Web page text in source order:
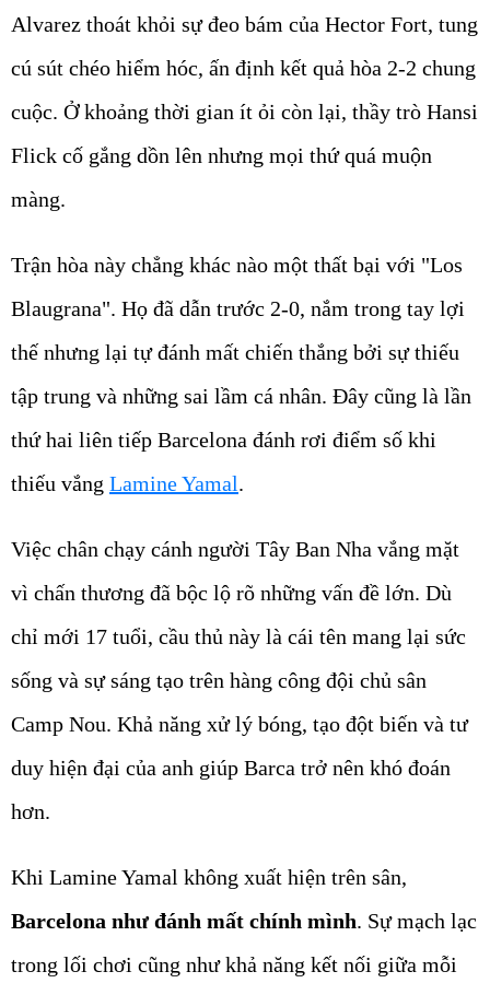
Alvarez thoát khỏi sự đeo bám của Hector Fort, tung
cú sút chéo hiểm hóc, ấn định kết quả hòa 2-2 chung
cuộc. Ở khoảng thời gian ít ỏi còn lại, thầy trò Hansi
Flick cố gắng dồn lên nhưng mọi thứ quá muộn
màng.
Trận hòa này chẳng khác nào một thất bại với "Los
Blaugrana". Họ đã dẫn trước 2-0, nắm trong tay lợi
thế nhưng lại tự đánh mất chiến thắng bởi sự thiếu
tập trung và những sai lầm cá nhân. Đây cũng là lần
thứ hai liên tiếp Barcelona đánh rơi điểm số khi
thiếu vắng Lamine Yamal.
Việc chân chạy cánh người Tây Ban Nha vắng mặt
vì chấn thương đã bộc lộ rõ những vấn đề lớn. Dù
chỉ mới 17 tuổi, cầu thủ này là cái tên mang lại sức
sống và sự sáng tạo trên hàng công đội chủ sân
Camp Nou. Khả năng xử lý bóng, tạo đột biến và tư
duy hiện đại của anh giúp Barca trở nên khó đoán
hơn.
Khi Lamine Yamal không xuất hiện trên sân,
Barcelona như đánh mất chính mình. Sự mạch lạc
trong lối chơi cũng như khả năng kết nối giữa mỗi